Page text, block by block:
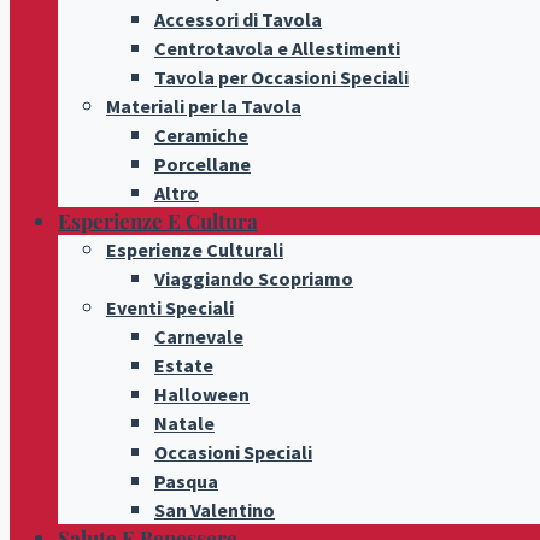
Accessori di Tavola
Centrotavola e Allestimenti
Tavola per Occasioni Speciali
Materiali per la Tavola
Ceramiche
Porcellane
Altro
Esperienze E Cultura
Esperienze Culturali
Viaggiando Scopriamo
Eventi Speciali
Carnevale
Estate
Halloween
Natale
Occasioni Speciali
Pasqua
San Valentino